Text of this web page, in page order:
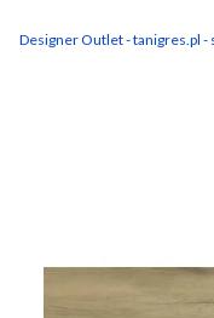
Designer Outlet - tanigres.pl -